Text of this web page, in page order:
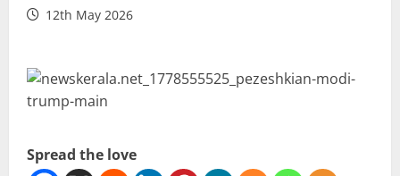
12th May 2026
Spread the love